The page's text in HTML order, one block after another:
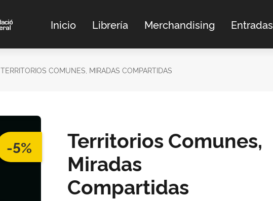
Inicio Librería Merchandising Entradas
TERRITORIOS COMUNES, MIRADAS COMPARTIDAS
-5%
Territorios Comunes,
Miradas
Compartidas